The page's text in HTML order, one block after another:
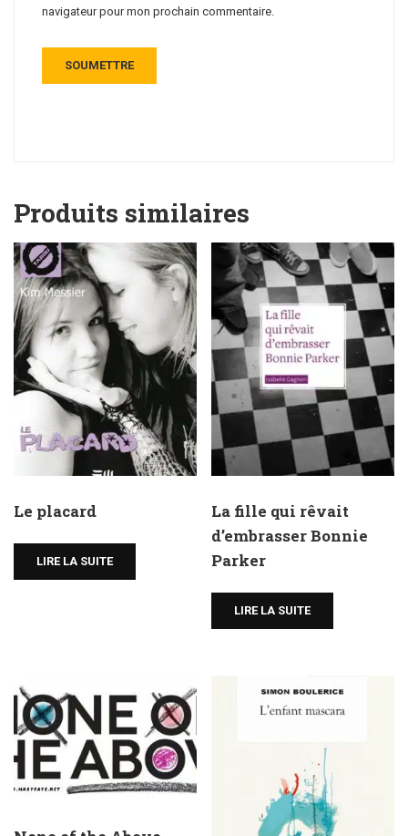
navigateur pour mon prochain commentaire.
Produits similaires
Le placard
LIRE LA SUITE
La fille qui rêvait
d’embrasser Bonnie
Parker
LIRE LA SUITE